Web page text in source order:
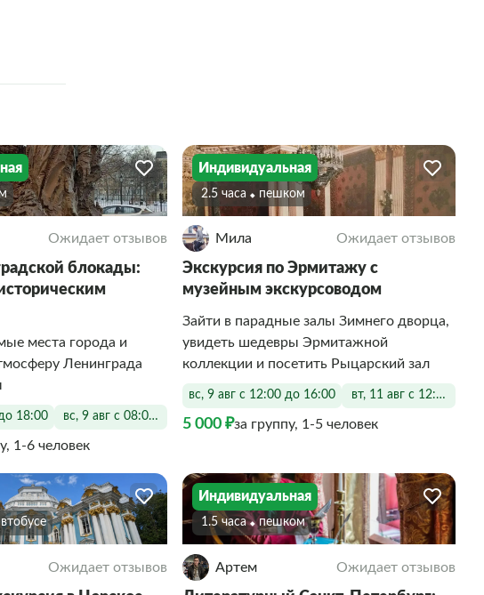
Ожидает отзывов
блокады:
места города и
Ленинграда
18:00 вс, 9 авг с 08:00 до 18:00
1-6 человек
Индивидуальная
2.5 часа Пешком
Мила Ожидает отзывов
Экскурсия по Эрмитажу с
музейным экскурсоводом
Зайти в парадные залы Зимнего дворца,
увидеть шедевры Эрмитажной
коллекции и посетить Рыцарский зал
вс, 9 авг с 12:00 до 16:00 вт, 11 авг с 12:00 до
5 000 ₽за группу, 1-5 человек
Ожидает отзывов
Индивидуальная
1.5 часа Пешком
Артем Ожидает отзывов